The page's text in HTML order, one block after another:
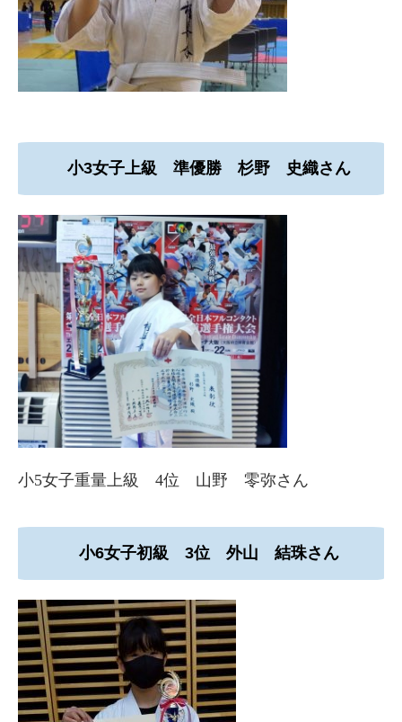
小3女子上級 準優勝 杉野 史織さん
小5女子重量上級 4位 山野 零弥さん
小6女子初級 3位 外山 結珠さん